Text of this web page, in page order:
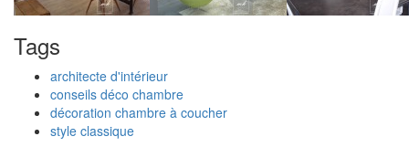
Tags
architecte d'intérieur
conseils déco chambre
décoration chambre à coucher
style classique